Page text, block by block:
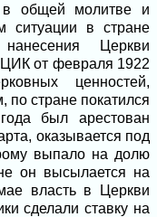
в общей молитве и
ситуации в стране
Церкви
от февраля 1922
ценностей,
стране покатился
был арестован
оказывается под
выпало на долю
он высылается на
власть в Церкви
сделали ставку на